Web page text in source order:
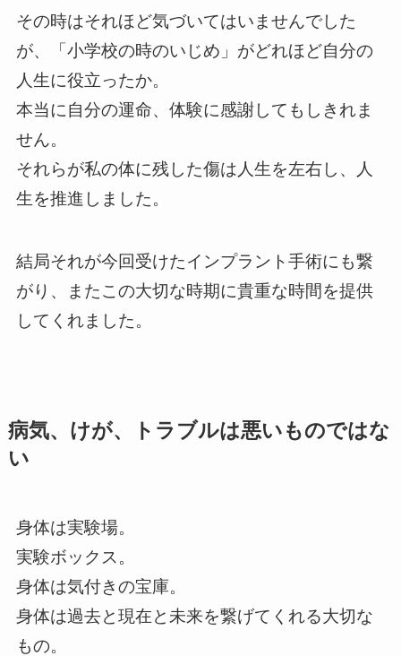
その時はそれほど気づいてはいませんでした
が、「小学校の時のいじめ」がどれほど自分の
人生に役立ったか。
本当に自分の運命、体験に感謝してもしきれま
せん。
それらが私の体に残した傷は人生を左右し、人
生を推進しました。
結局それが今回受けたインプラント手術にも繋
がり、またこの大切な時期に貴重な時間を提供
してくれました。
病気、けが、トラブルは悪いものではな
い
身体は実験場。
実験ボックス。
身体は気付きの宝庫。
身体は過去と現在と未来を繋げてくれる大切な
もの。